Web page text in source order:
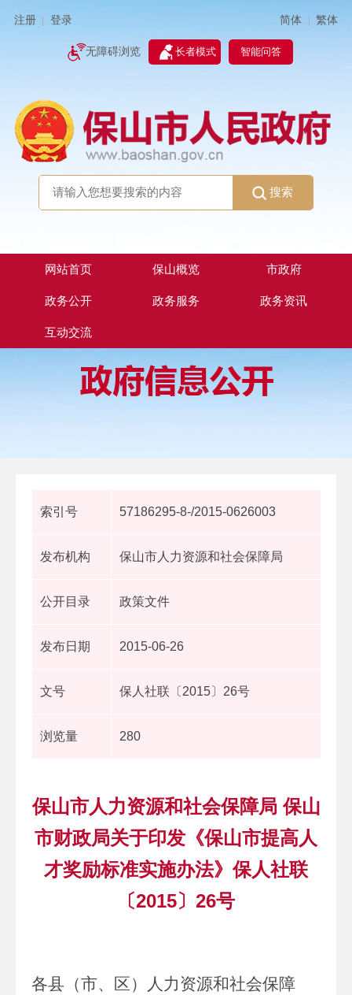
注册 登录 简体 | 繁体
无障碍浏览 长者模式 智能问答
搜索
网站首页 保山概览 市政府
政务公开 政务服务 政务资讯
互动交流
索引号 57186295-8-/2015-0626003
发布机构 保山市人力资源和社会保障局
公开目录 政策文件
发布日期 2015-06-26
文号 保人社联〔2015〕26号
浏览量 280
保山市人力资源和社会保障局 保山
市财政局关于印发《保山市提高人
才奖励标准实施办法》保人社联
〔2015〕26号
各县（市、区）人力资源和社会保障